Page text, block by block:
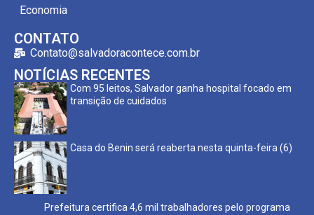
Economia
CONTATO
Contato@salvadoracontece.com.br
NOTÍCIAS RECENTES
Com 95 leitos, Salvador ganha hospital focado em
transição de cuidados
Casa do Benin será reaberta nesta quinta-feira (6)
Prefeitura certifica 4,6 mil trabalhadores pelo programa